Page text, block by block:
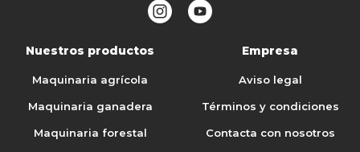
Nuestros productos
Maquinaria agrícola
Maquinaria ganadera
Maquinaria forestal
Empresa
Aviso legal
Términos y condiciones
Contacta con nosotros